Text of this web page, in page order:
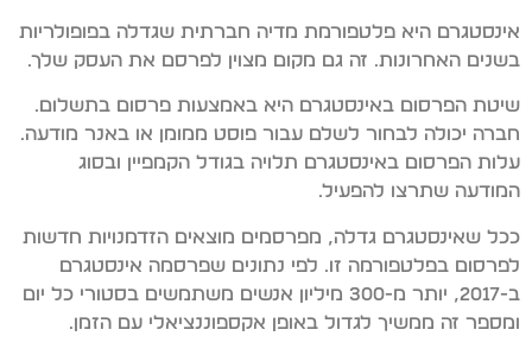
אינסטגרם היא פלטפורמת מדיה חברתית שגדלה בפופולריות
בשנים האחרונות. זה גם מקום מצוין לפרסם את העסק שלך.
שיטת הפרסום באינסטגרם היא באמצעות פרסום בתשלום.
חברה יכולה לבחור לשלם עבור פוסט ממומן או באנר מודעה.
עלות הפרסום באינסטגרם תלויה בגודל הקמפיין ובסוג
המודעה שתרצו להפעיל.
ככל שאינסטגרם גדלה, מפרסמים מוצאים הזדמנויות חדשות
לפרסום בפלטפורמה זו. לפי נתונים שפרסמה אינסטגרם
ב-2017, יותר מ-300 מיליון אנשים משתמשים בסטורי כל יום
ומספר זה ממשיך לגדול באופן אקספוננציאלי עם הזמן.